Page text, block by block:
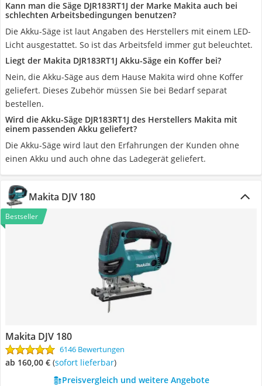
Kann man die Säge DJR183RT1J der Marke Makita auch bei
schlechten Arbeitsbedingungen benutzen?
Die Akku-Säge ist laut Angaben des Herstellers mit einem LED-
Licht ausgestattet. So ist das Arbeitsfeld immer gut beleuchtet.
Liegt der Makita DJR183RT1J Akku-Säge ein Koffer bei?
Nein, die Akku-Säge aus dem Hause Makita wird ohne Koffer
geliefert. Dieses Zubehör müssen Sie bei Bedarf separat
bestellen.
Wird die Akku-Säge DJR183RT1J des Herstellers Makita mit
einem passenden Akku geliefert?
Die Akku-Säge wird laut den Erfahrungen der Kunden ohne
einen Akku und auch ohne das Ladegerät geliefert.
Makita DJV 180
Bestseller
Makita DJV 180
6146 Bewertungen
ab 160,00 € ( Sofort lieferbar)
Preisvergleich und weitere Angebote